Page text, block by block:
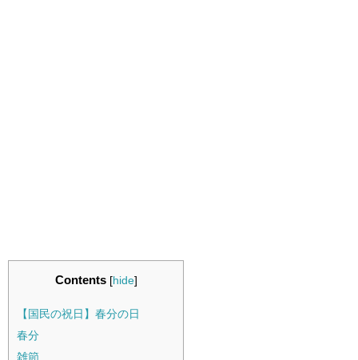
Contents [hide]
【国民の祝日】春分の日
春分
雑節